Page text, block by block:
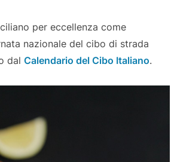
per eccellenza come
nazionale del cibo di strada
dal Calendario del Cibo Italiano.